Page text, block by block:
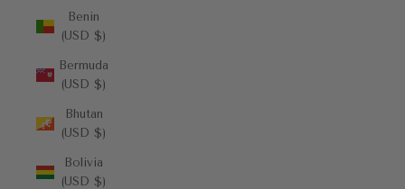
Benin
(USD $)
Bermuda
(USD $)
Bhutan
(USD $)
Bolivia
(USD $)